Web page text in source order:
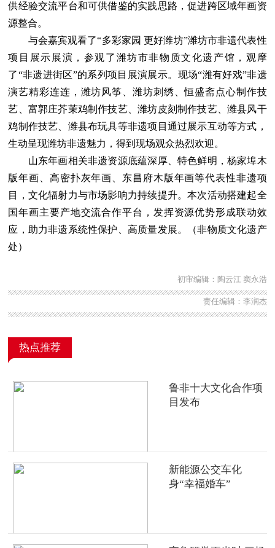
供经验交流平台和可供借鉴的实践思路，促进跨区域年画资
源整合。
与会嘉宾观看了“多彩家园 更好潍坊”潍坊市非遗代表性
项目展示展演，参观了潍坊市非物质文化遗产馆，观摩
了“非遗进街区”的系列项目展演展示。现场“潍有好戏”非遗
演艺精彩连连，潍坊风筝、潍坊刺绣、恒盛斋点心制作技
艺、富郭庄芥茉鸡制作技艺、潍坊皮刻制作技艺、潍县风干
鸡制作技艺、潍县布玩具等非遗项目通过展示互动等方式，
生动呈现潍坊非遗魅力，得到现场观众热烈欢迎。
山东年画相关非遗资源底蕴深厚、特色鲜明，杨家埠木
版年画、高密扑灰年画、东昌府木版年画等代表性非遗项
目，文化辐射力与市场影响力持续提升。本次活动搭建起全
国年画主要产地交流合作平台，发挥资源优势形成联动效
应，助力非遗系统性保护、高质量发展。（非物质文化遗产
处）
初审编辑：陶云江 窦永浩
责任编辑：李润杰
热点推荐
鲁非十大文化合作项
目发布
新能源公交车化
身“幸福婚车”